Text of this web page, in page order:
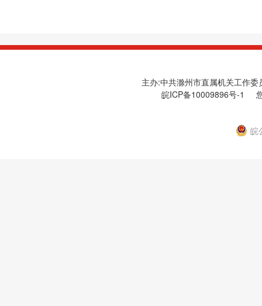
主办:中共滁州市直属机关工作
皖ICP备10009896号-1
您
皖